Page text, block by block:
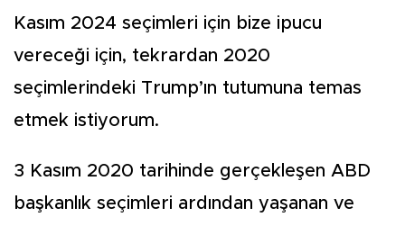
Kasım 2024 seçimleri için bize ipucu
vereceği için, tekrardan 2020
seçimlerindeki Trump’ın tutumuna temas
etmek istiyorum.
3 Kasım 2020 tarihinde gerçekleşen ABD
başkanlık seçimleri ardından yaşanan ve